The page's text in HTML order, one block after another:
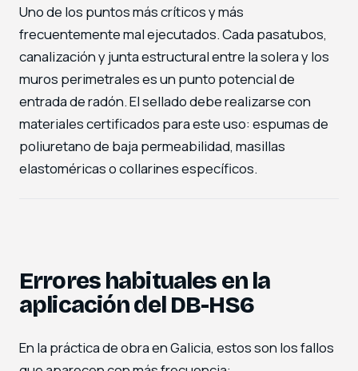
Uno de los puntos más críticos y más
frecuentemente mal ejecutados. Cada pasatubos,
canalización y junta estructural entre la solera y los
muros perimetrales es un punto potencial de
entrada de radón. El sellado debe realizarse con
materiales certificados para este uso: espumas de
poliuretano de baja permeabilidad, masillas
elastoméricas o collarines específicos.
Errores habituales en la
aplicación del DB-HS6
En la práctica de obra en Galicia, estos son los fallos